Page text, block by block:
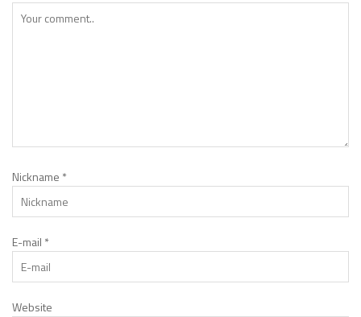
Nickname *
E-mail *
Website